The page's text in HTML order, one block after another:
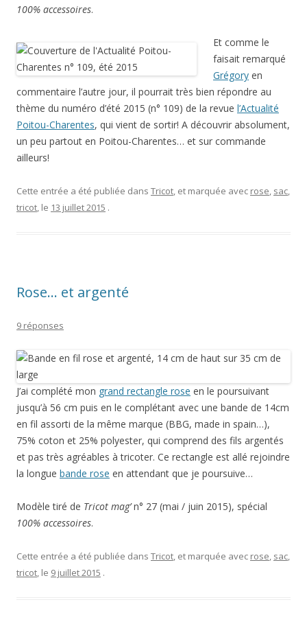
100% accessoires.
Et comme le
faisait remarqué
Grégory en
commentaire l’autre jour, il pourrait très bien répondre au
thème du numéro d’été 2015 (n° 109) de la revue l’Actualité
Poitou-Charentes, qui vient de sortir! A découvrir absolument,
un peu partout en Poitou-Charentes… et sur commande
ailleurs!
Cette entrée a été publiée dans Tricot, et marquée avec rose, sac,
tricot, le 13 juillet 2015 .
Rose… et argenté
9 réponses
J’ai complété mon grand rectangle rose en le poursuivant
jusqu’à 56 cm puis en le complétant avec une bande de 14cm
en fil assorti de la même marque (BBG, made in spain…),
75% coton et 25% polyester, qui comprend des fils argentés
et pas très agréables à tricoter. Ce rectangle est allé rejoindre
la longue bande rose en attendant que je poursuive…
Modèle tiré de Tricot mag’n° 27 (mai / juin 2015), spécial
100% accessoires.
Cette entrée a été publiée dans Tricot, et marquée avec rose, sac,
tricot, le 9 juillet 2015 .